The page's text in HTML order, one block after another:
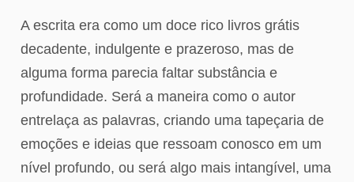
A escrita era como um doce rico livros grátis
decadente, indulgente e prazeroso, mas de
alguma forma parecia faltar substância e
profundidade. Será a maneira como o autor
entrelaça as palavras, criando uma tapeçaria de
emoções e ideias que ressoam conosco em um
nível profundo, ou será algo mais intangível, uma